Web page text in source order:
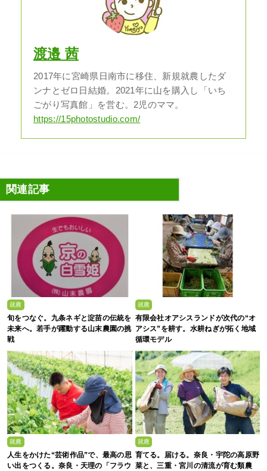
渡邉 茜
2017年に宮崎県日南市に移住、新規就農したダ
ンナとゼロ日結婚。2021年に山を購入し「いち
ごがり写真館」を営む。2児のママ。
https://15photostudio.com/
関連記事
就農
旬をつなぐ。九条ネギと淀苗の伝統を
未来へ。若手が躍動する山末農園の挑
戦
就農
有限会社オアシスランドが次代の“オ
アシス”を耕す。水耕ねぎが拓く地域
循環モデル
就農
人生をかけた“芸術作品”で、最高の思
い出をつくる。奈良・天理の「フラウ
就農
育てる。届ける。奈良・宇陀の高原野
菜と、三重・宮川の清流が育む類農